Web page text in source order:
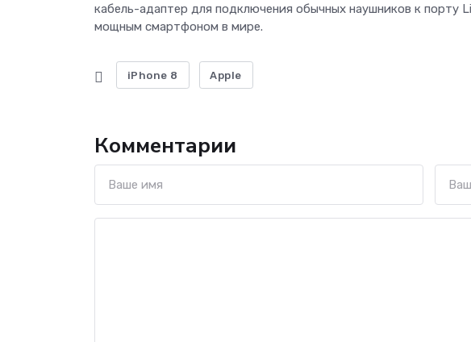
кабель-адаптер для подключения обычных наушников к
мощным смартфоном в мире.
iPhone 8 Apple
Комментарии